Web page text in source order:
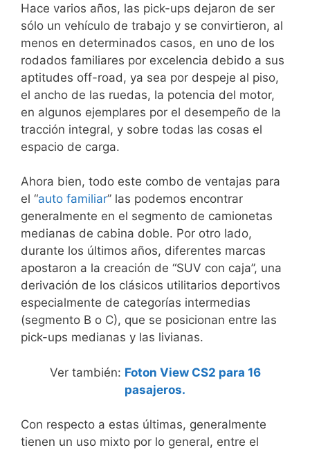
Hace varios años, las pick-ups dejaron de ser
sólo un vehículo de trabajo y se convirtieron, al
menos en determinados casos, en uno de los
rodados familiares por excelencia debido a sus
aptitudes off-road, ya sea por despeje al piso,
el ancho de las ruedas, la potencia del motor,
en algunos ejemplares por el desempeño de la
tracción integral, y sobre todas las cosas el
espacio de carga.
Ahora bien, todo este combo de ventajas para
el “auto familiar” las podemos encontrar
generalmente en el segmento de camionetas
medianas de cabina doble. Por otro lado,
durante los últimos años, diferentes marcas
apostaron a la creación de “SUV con caja”, una
derivación de los clásicos utilitarios deportivos
especialmente de categorías intermedias
(segmento B o C), que se posicionan entre las
pick-ups medianas y las livianas.
Ver también: Foton View CS2 para 16
pasajeros.
Con respecto a estas últimas, generalmente
tienen un uso mixto por lo general, entre el